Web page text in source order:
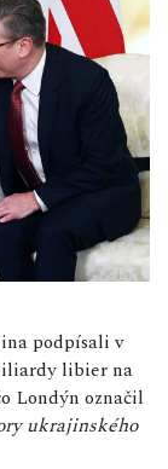
podpísali v
libier na
Londýn označil
ukrajinského